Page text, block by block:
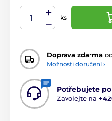
ks
Doprava zdarma od
Možnosti doručení ›
Potřebujete
Zavolejte na